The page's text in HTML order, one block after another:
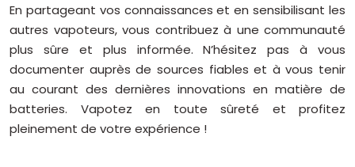
En partageant vos connaissances et en sensibilisant les
autres vapoteurs, vous contribuez à une communauté
plus sûre et plus informée. N’hésitez pas à vous
documenter auprès de sources fiables et à vous tenir
au courant des dernières innovations en matière de
batteries. Vapotez en toute sûreté et profitez
pleinement de votre expérience !